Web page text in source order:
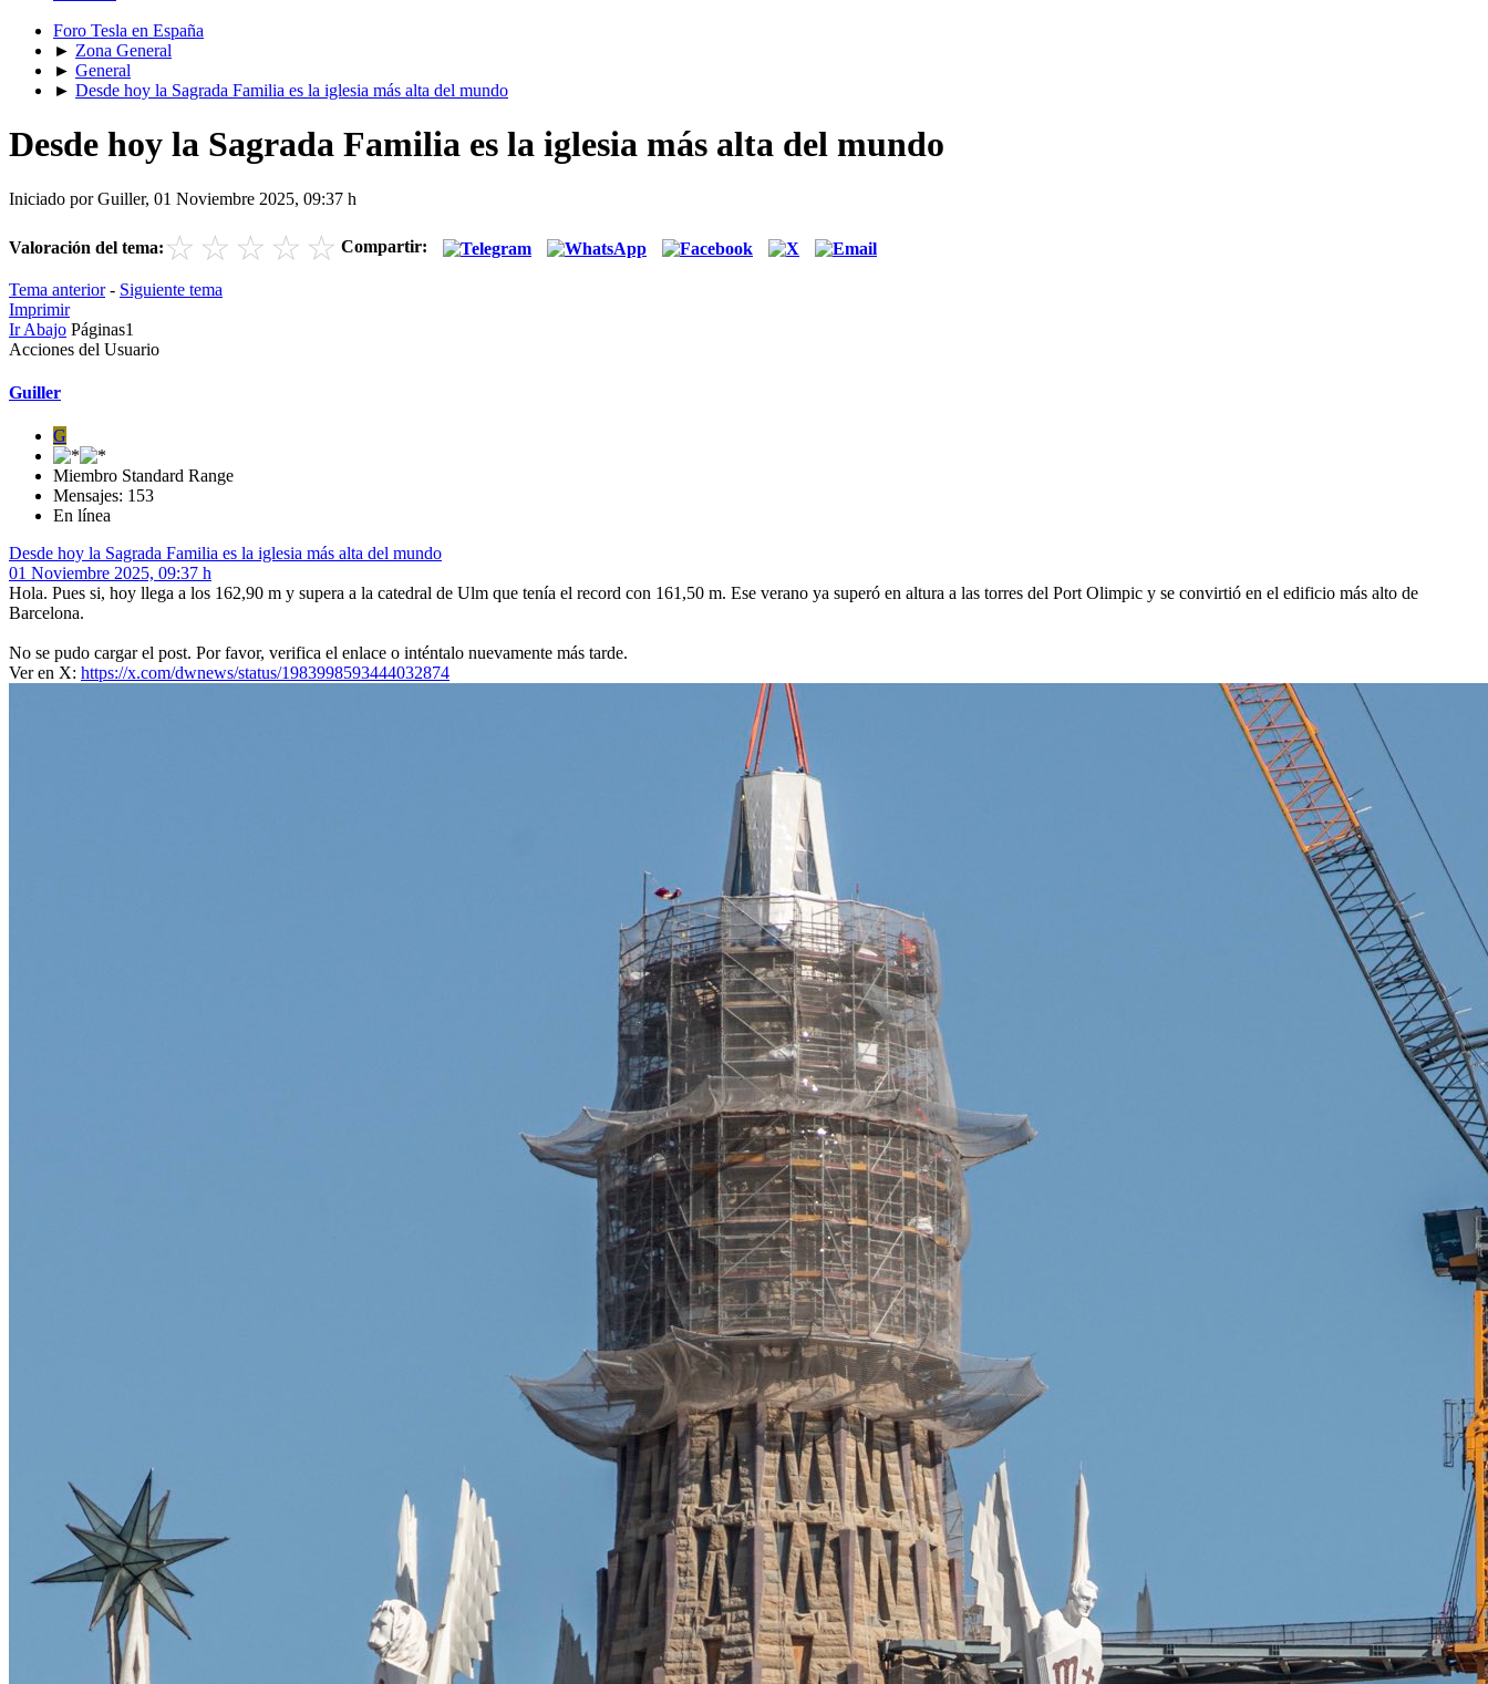
Foro Tesla en España
► Zona General
► General
► Desde hoy la Sagrada Familia es la iglesia más alta del mundo
Desde hoy la Sagrada Familia es la iglesia más alta del mundo
Iniciado por Guiller, 01 Noviembre 2025, 09:37 h
Valoración del tema: ☆ ☆ ☆ ☆ ☆ Compartir:
Tema anterior- Siguiente tema
Imprimir
Ir Abajo Páginas1
Acciones del Usuario
Guiller
G
Miembro Standard Range
Mensajes: 153
En línea
Desde hoy la Sagrada Familia es la iglesia más alta del mundo
01 Noviembre 2025, 09:37 h
Hola. Pues si, hoy llega a los 162,90 m y supera a la catedral de Ulm que tenía el record con 161,50 m. Ese verano ya superó en altura a las torres del Port Olimpic y se convirtió en el edificio más alto de
Barcelona.
No se pudo cargar el post. Por favor, verifica el enlace o inténtalo nuevamente más tarde.
Ver en X: https://x.com/dwnews/status/1983998593444032874